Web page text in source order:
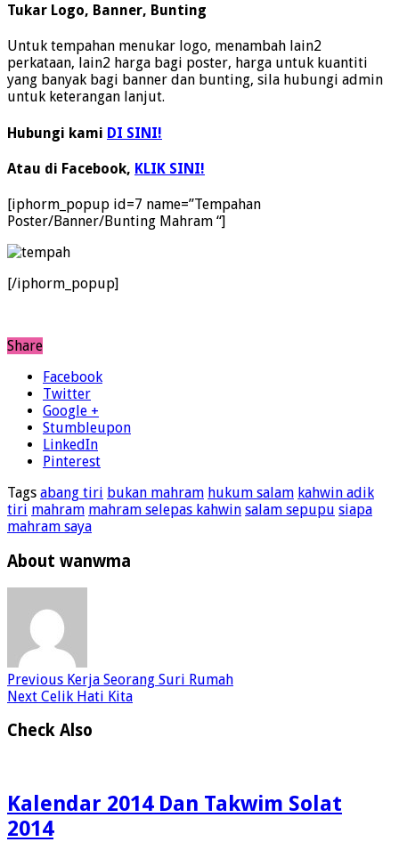
Tukar Logo, Banner, Bunting
Untuk tempahan menukar logo, menambah lain2
perkataan, lain2 harga bagi poster, harga untuk kuantiti
yang banyak bagi banner dan bunting, sila hubungi admin
untuk keterangan lanjut.
Hubungi kami DI SINI!
Atau di Facebook, KLIK SINI!
[iphorm_popup id=7 name=”Tempahan
Poster/Banner/Bunting Mahram “]
[/iphorm_popup]
Share
Facebook
Twitter
Google +
Stumbleupon
LinkedIn
Pinterest
Tags abang tiri bukan mahram hukum salam kahwin adik
tiri mahram mahram selepas kahwin salam sepupu siapa
mahram saya
About wanwma
Previous Kerja Seorang Suri Rumah
Next Celik Hati Kita
Check Also
Kalendar 2014 Dan Takwim Solat
2014